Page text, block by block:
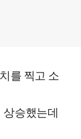
를 찍고 소
상승했는데